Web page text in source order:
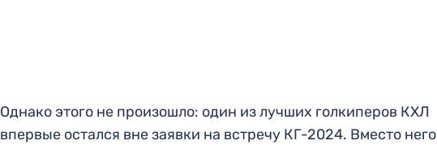
Однако этого не произошло: один из лучших голкиперов КХЛ
впервые остался вне заявки на встречу КГ-2024. Вместо него